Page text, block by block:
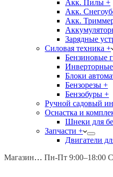
Акк. Пилы +
Акк.
Акк.
Зарядные
Силовая техника +
Бензиновые
Блоки
Бензорезы +
Бензобуры +
Ручной садовый
Оснастка и
Шнеки для
Запчасти +
Двигатели
Магазины: Калуга ул.
Пн-Пт 9:00–18:00